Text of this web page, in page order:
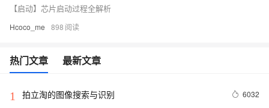
【启动】芯片启动过程全解析
Hcoco_me 898
热门文章 最新文章
1 拍立淘的图像搜索与识别 6032